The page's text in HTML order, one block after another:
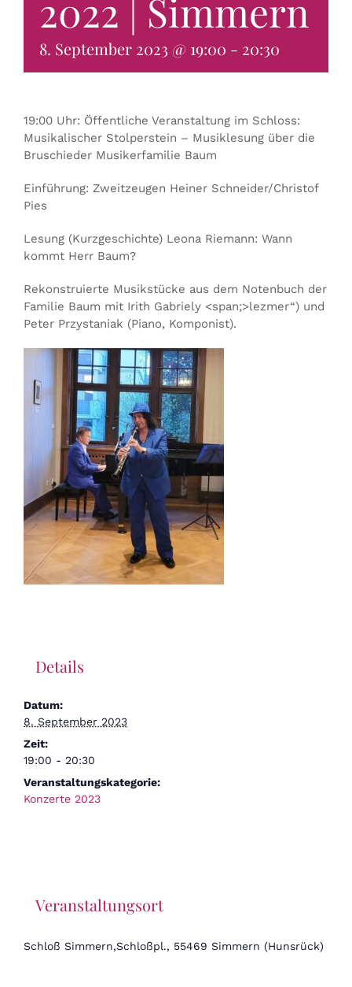
2022 | Simmern
8. September 2023 @ 19:00 - 20:30
19:00 Uhr: Öffentliche Veranstaltung im Schloss:
Musikalischer Stolperstein – Musiklesung über die
Bruschieder Musikerfamilie Baum
Einführung: Zweitzeugen Heiner Schneider/Christof
Pies
Lesung (Kurzgeschichte) Leona Riemann: Wann
kommt Herr Baum?
Rekonstruierte Musikstücke aus dem Notenbuch der
Familie Baum mit Irith Gabriely <span;>lezmer“) und
Peter Przystaniak (Piano, Komponist).
Details
Datum:
8. September 2023
Zeit:
19:00 - 20:30
Veranstaltungskategorie:
Konzerte 2023
Veranstaltungsort
Schloß Simmern,Schloßpl., 55469 Simmern (Hunsrück)